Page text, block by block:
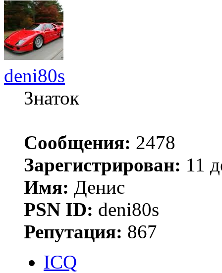
deni80s
Знаток
Сообщения: 2478
Зарегистрирован: 11
Имя: Денис
PSN ID: deni80s
Репутация: 867
ICQ